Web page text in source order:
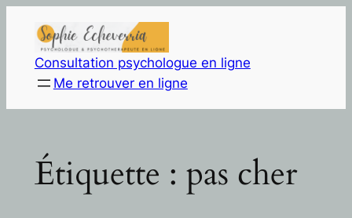
contenuConsultation psychologue en ligne
Me retrouver en ligne
Étiquette : pas cher